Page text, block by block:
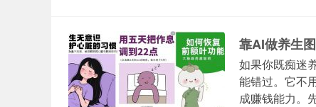
靠AI做养生
如果你既痴迷
能错过。它不
成赚钱能力。